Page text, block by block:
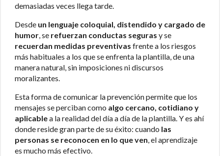
demasiadas veces llega tarde.
Desde un lenguaje coloquial, distendido y cargado de
humor , se refuerzan conductas seguras y se
recuerdan medidas preventivas frente a los riesgos
más habituales a los que se enfrenta la plantilla, de una
manera natural, sin imposiciones ni discursos
moralizantes.
Esta forma de comunicar la prevención permite que los
mensajes se perciban como algo cercano, cotidiano y
aplicablea la realidad del día a día de la plantilla. Y es ahí
donde reside gran parte de su éxito: cuando las
personas se reconocen en lo que ven , el aprendizaje
es mucho más efectivo.